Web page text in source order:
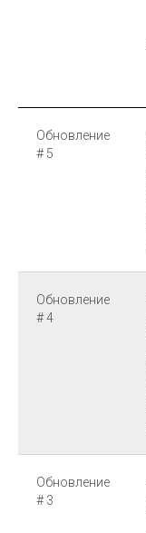
Обновление
# 5
Обновление
# 4
Обновление
# 3